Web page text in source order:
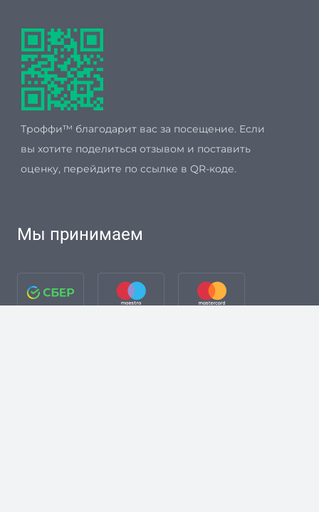
Троффи™ благодарит вас за посещение. Если
вы хотите поделиться отзывом и поставить
оценку, перейдите по ссылке в QR-коде.
Мы принимаем